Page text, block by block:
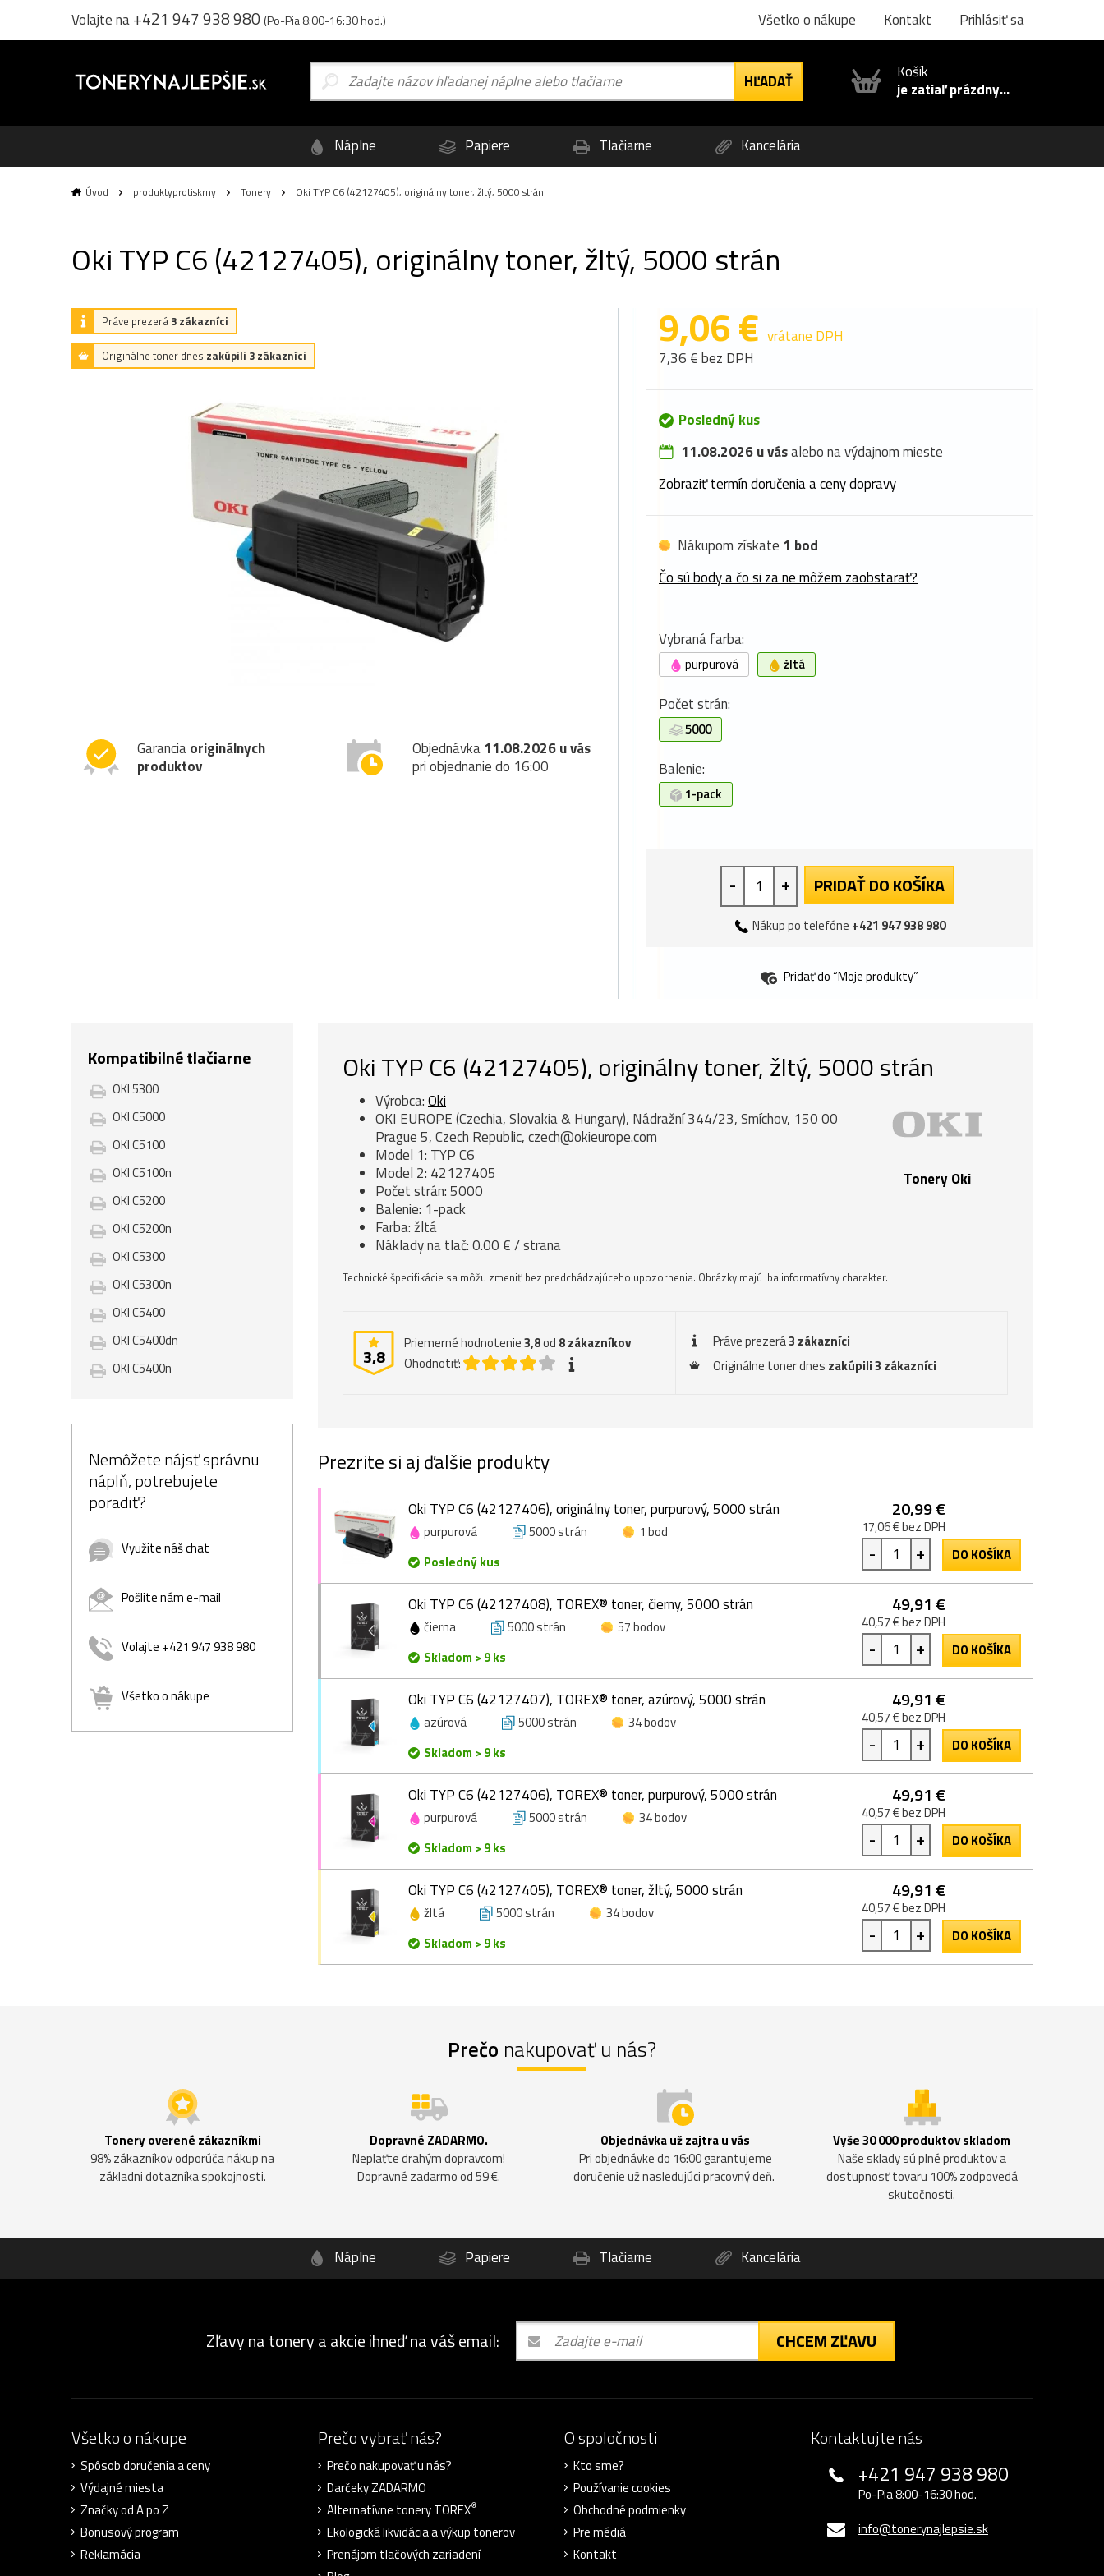
Volajte na+421 947 938 980 (Po-Pia 8:00-16:30 hod.) Všetko o nákupe Kontakt Prihlásiť sa
Košík
je zatiaľ prázdny...
Náplne Papiere Tlačiarne Kancelária
Úvod produktyprotiskrny Tonery Oki TYP C6 (42127405), originálny toner, žltý, 5000 strán
Oki TYP C6 (42127405), originálny toner, žltý, 5000 strán
Práve prezerá 3 zákazníci
Originálne toner dnes zakúpili 3 zákazníci
Garanciaoriginálnych
produktov
Objednávka11.08.2026 u vás
pri objednanie do 16:00
9,06 € vrátane DPH
7,36 € bez DPH
Posledný kus
11.08.2026 u vásalebo na výdajnom mieste
Zobraziť termín doručenia a ceny dopravy
Nákupom získate 1 bod
Čo sú body a čo si za ne môžem zaobstarať?
Vybraná farba:
purpurová žltá
Počet strán:
5000
Balenie:
1-pack
- + PRIDAŤ DO KOŠÍKA
Nákup po telefóne +421 947 938 980
Pridať do “Moje produkty”
Kompatibilné tlačiarne
OKI 5300
OKI C5000
OKI C5100
OKI C5100n
OKI C5200
OKI C5200n
OKI C5300
OKI C5300n
OKI C5400
OKI C5400dn
OKI C5400n
Nemôžete nájsť správnu
náplň, potrebujete
poradiť?
Využite náš chat
Pošlite nám e-mail
Volajte +421 947 938 980
Všetko o nákupe
Oki TYP C6 (42127405), originálny toner, žltý, 5000 strán
Tonery Oki
Výrobca:Oki
OKI EUROPE (Czechia, Slovakia & Hungary), Nádražní 344/23, Smíchov, 150 00
Prague 5, Czech Republic, czech@okieurope.com
Model 1: TYP C6
Model 2: 42127405
Počet strán: 5000
Balenie: 1-pack
Farba: žltá
Náklady na tlač: 0.00 € / strana
Technické špecifikácie sa môžu zmeniť bez predchádzajúceho upozornenia. Obrázky majú iba informatívny charakter.
3,8
Priemerné hodnotenie3,8od 8zákazníkov
Ohodnotiť:
Práve prezerá3 zákazníci
Originálne toner dnes zakúpili 3 zákazníci
Prezrite si aj ďalšie produkty
Oki TYP C6 (42127406), originálny toner, purpurový, 5000 strán
purpurová 5000 strán
1 bod
Posledný kus
20,99 €
17,06 € bez DPH
- + DO KOŠÍKA
Oki TYP C6 (42127408), TOREX® toner, čierny, 5000 strán
čierna 5000 strán
57 bodov
Skladom > 9 ks
49,91 €
40,57 € bez DPH
- + DO KOŠÍKA
Oki TYP C6 (42127407), TOREX® toner, azúrový, 5000 strán
azúrová 5000 strán
34 bodov
Skladom > 9 ks
49,91 €
40,57 € bez DPH
- + DO KOŠÍKA
Oki TYP C6 (42127406), TOREX® toner, purpurový, 5000 strán
purpurová 5000 strán
34 bodov
Skladom > 9 ks
49,91 €
40,57 € bez DPH
- + DO KOŠÍKA
Oki TYP C6 (42127405), TOREX® toner, žltý, 5000 strán
žltá 5000 strán
34 bodov
Skladom > 9 ks
49,91 €
40,57 € bez DPH
- + DO KOŠÍKA
Prečo nakupovať u nás?
Tonery overené zákazníkmi
98% zákazníkov odporúča nákup na
základni dotazníka spokojnosti.
Dopravné ZADARMO.
Neplaťte drahým dopravcom!
Dopravné zadarmo od 59 €.
Objednávka už zajtra u vás
Pri objednávke do 16:00 garantujeme
doručenie už nasledujúci pracovný deň.
Vyše 30 000 produktov skladom
Naše sklady sú plné produktov a
dostupnosť tovaru 100% zodpovedá
skutočnosti.
Náplne Papiere Tlačiarne Kancelária
Zľavy na tonery a akcie ihneď na váš email: CHCEM ZĽAVU
Všetko o nákupe
Spôsob doručenia a ceny
Výdajné miesta
Značky od A po Z
Bonusový program
Reklamácia
Prečo vybrať nás?
Prečo nakupovať u nás?
Darčeky ZADARMO
Alternatívne tonery TOREX®
Ekologická likvidácia a výkup tonerov
Prenájom tlačových zariadení
O spoločnosti
Kto sme?
Používanie cookies
Obchodné podmienky
Pre médiá
Kontakt
Kontaktujte nás
+421 947 938 980
Po-Pia 8:00-16:30 hod.
info@tonerynajlepsie.sk